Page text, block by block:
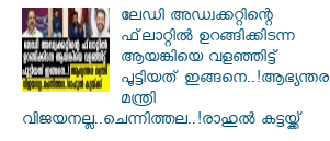
ലേഡി അഡ്വക്കറ്റിന്റെ
ഫ്‌ലാറ്റിൽ ഉറങ്ങിക്കിടന്ന
ആയങ്കിയെ വളഞ്ഞിട്ട്
പൂട്ടിയത് ഇങ്ങനെ..!ആഭ്യന്തര
മന്ത്രി
വിജയനല്ല..ചെന്നിത്തല..!രാഹുൽ കട്ടയ്ക്ക്